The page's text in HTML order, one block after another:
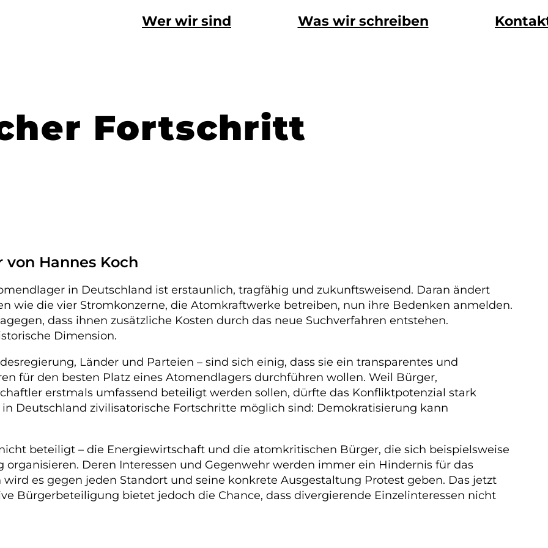
Wer wir sind Was wir schreiben
Fortschritt
Hannes Koch
in Deutschland ist erstaunlich, tragfähig und zukunftsweisend. Daran ändert
wie die vier Stromkonzerne, die Atomkraftwerke betreiben, nun ihre Bedenken anmelden.
dass ihnen zusätzliche Kosten durch das neue Suchverfahren entstehen.
Dimension.
Länder und Parteien – sind sich einig, dass sie ein transparentes und
für den besten Platz eines Atomendlagers durchführen wollen. Weil Bürger,
erstmals umfassend beteiligt werden sollen, dürfte das Konfliktpotenzial stark
Deutschland zivilisatorische Fortschritte möglich sind: Demokratisierung kann
beteiligt – die Energiewirtschaft und die atomkritischen Bürger, die sich beispielsweise
Deren Interessen und Gegenwehr werden immer ein Hindernis für das
es gegen jeden Standort und seine konkrete Ausgestaltung Protest geben. Das jetzt
Bürgerbeteiligung bietet jedoch die Chance, dass divergierende Einzelinteressen nicht